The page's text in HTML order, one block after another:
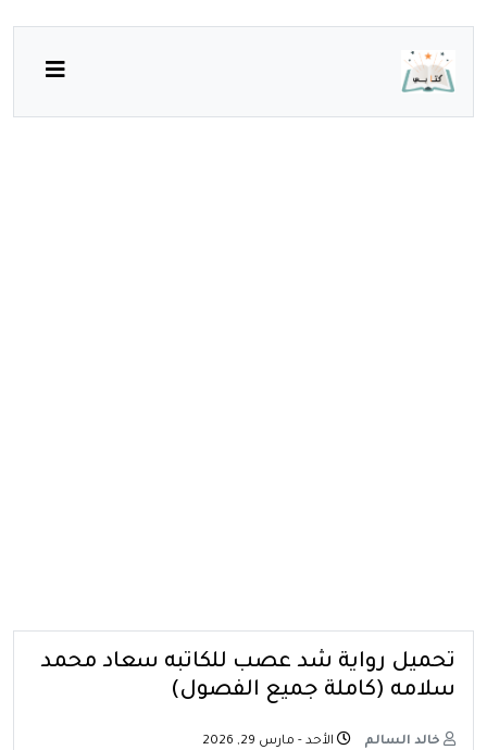
تحميل رواية شد عصب للكاتبه سعاد محمد
سلامه (كاملة جميع الفصول)
خالد السالم
الأحد - مارس 29, 2026